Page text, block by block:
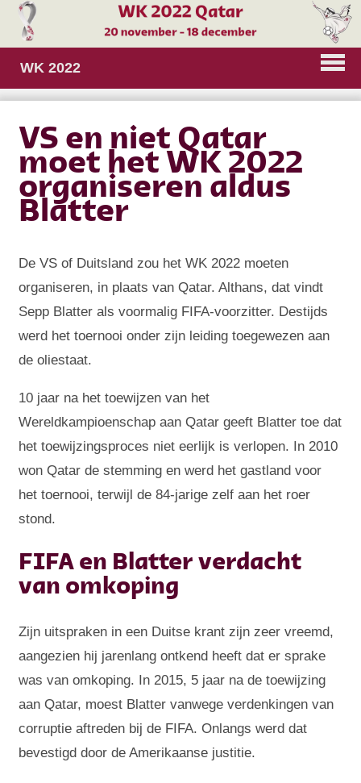
WK 2022
VS en niet Qatar
moet het WK 2022
organiseren aldus
Blatter
De VS of Duitsland zou het WK 2022 moeten
organiseren, in plaats van Qatar. Althans, dat vindt
Sepp Blatter als voormalig FIFA-voorzitter. Destijds
werd het toernooi onder zijn leiding toegewezen aan
de oliestaat.
10 jaar na het toewijzen van het
Wereldkampioenschap aan Qatar geeft Blatter toe dat
het toewijzingsproces niet eerlijk is verlopen. In 2010
won Qatar de stemming en werd het gastland voor
het toernooi, terwijl de 84-jarige zelf aan het roer
stond.
FIFA en Blatter verdacht
van omkoping
Zijn uitspraken in een Duitse krant zijn zeer vreemd,
aangezien hij jarenlang ontkend heeft dat er sprake
was van omkoping. In 2015, 5 jaar na de toewijzing
aan Qatar, moest Blatter vanwege verdenkingen van
corruptie aftreden bij de FIFA. Onlangs werd dat
bevestigd door de Amerikaanse justitie.